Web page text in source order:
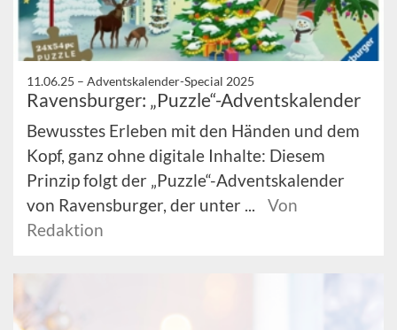
11.06.25 – Adventskalender-Special 2025
Ravensburger: „Puzzle“-Adventskalender
Bewusstes Erleben mit den Händen und dem
Kopf, ganz ohne digitale Inhalte: Diesem
Prinzip folgt der „Puzzle“-Adventskalender
von Ravensburger, der unter ...
Von
Redaktion